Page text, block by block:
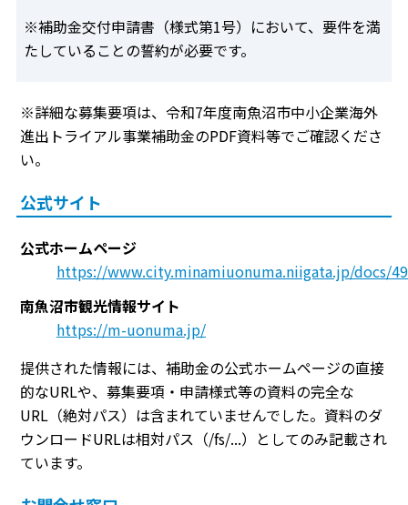
※補助金交付申請書（様式第1号）において、要件を満
たしていることの誓約が必要です。
※詳細な募集要項は、令和7年度南魚沼市中小企業海外
進出トライアル事業補助金のPDF資料等でご確認くださ
い。
公式サイト
公式ホームページ
https://www.city.minamiuonuma.niigata.jp/docs/
南魚沼市観光情報サイト
https://m-uonuma.jp/
提供された情報には、補助金の公式ホームページの直接
的なURLや、募集要項・申請様式等の資料の完全な
URL（絶対パス）は含まれていませんでした。資料のダ
ウンロードURLは相対パス（/fs/...）としてのみ記載され
ています。